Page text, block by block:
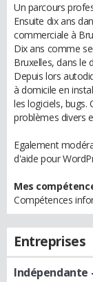
Un parcours
Ensuite dix ans
commerciale à
Dix ans comme
Bruxelles, dans le
Depuis lors
à domicile en
les logiciels,
problèmes divers
Egalement
d'aide pour
Mes
Compétences
Entreprises
Indépendante